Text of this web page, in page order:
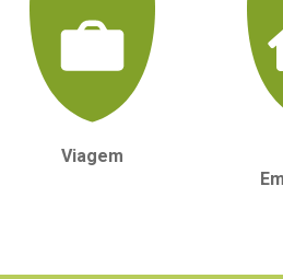
Viagem